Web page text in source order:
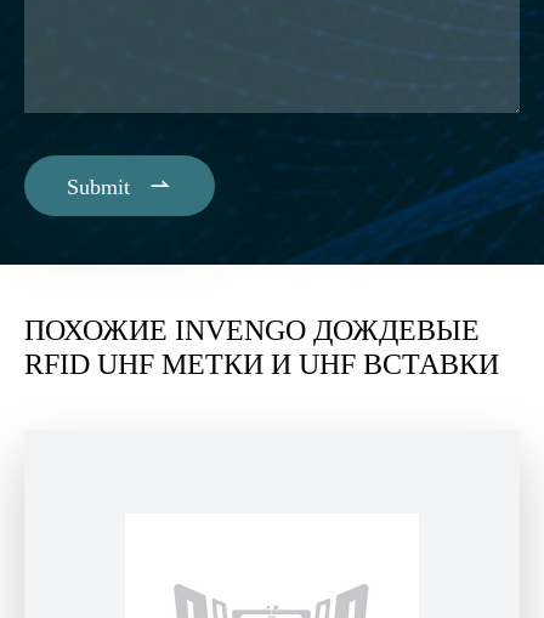
Submit 
ПОХОЖИЕ INVENGO ДОЖДЕВЫЕ
RFID UHF МЕТКИ И UHF ВСТАВКИ